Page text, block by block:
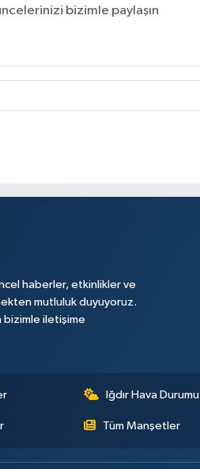
haberler, etkinlikler ve
mutluluk duyuyoruz.
bizimle iletişime
Iğdır Hava Durumu
Tüm Manşetler